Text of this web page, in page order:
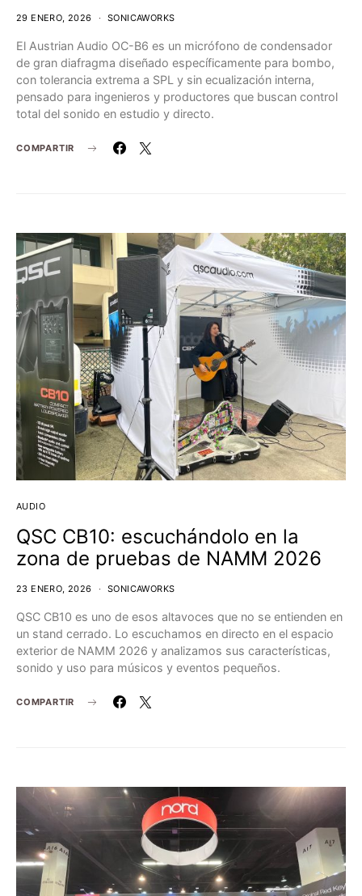
29 ENERO, 2026 SONICAWORKS
El Austrian Audio OC-B6 es un micrófono de condensador
de gran diafragma diseñado específicamente para bombo,
con tolerancia extrema a SPL y sin ecualización interna,
pensado para ingenieros y productores que buscan control
total del sonido en estudio y directo.
COMPARTIR
AUDIO
QSC CB10: escuchándolo en la
zona de pruebas de NAMM 2026
23 ENERO, 2026 SONICAWORKS
QSC CB10 es uno de esos altavoces que no se entienden en
un stand cerrado. Lo escuchamos en directo en el espacio
exterior de NAMM 2026 y analizamos sus características,
sonido y uso para músicos y eventos pequeños.
COMPARTIR